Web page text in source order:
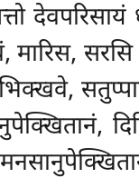
मारिस,
भिक्खवे,